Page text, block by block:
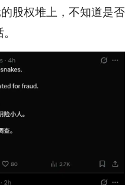
股权堆上，不知道是否